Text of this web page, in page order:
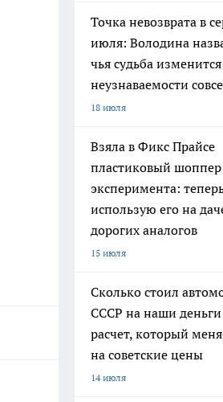
Точка невозврата в
июля: Володина
чья судьба
неузнаваемости
18 июля
Взяла в Фикс Прайсе
пластиковый шоппер
эксперимента:
использую его на
дорогих аналогов
15 июля
Сколько стоил
СССР на наши
расчет, который
на советские цены
14 июля